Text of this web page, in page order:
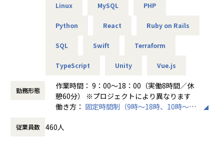
ら活躍している社員も多数。女性管理職も在籍しており、年
齢や性別を問わずフェアに評価される環境です。
＜チーム組織構成＞
入社後は原則2名以上のチームに配属されるため、一人現場
また、経験値に応じて先輩がフォローに入り、定例MTGやチ
ャットで気軽に相談できる環境を整えています。
平均年齢32.5歳
Linux MySQL PHP
Python React Ruby on Rails
SQL Swift Terraform
TypeScript Unity Vue.js
勤務形態
作業時間： 9：00～18：00（実働8時間／休
憩60分） ※プロジェクトにより異なります
働き方： 固定時間制（9時～18時、10時～19
時間外労働の有無： 有（月平均20時間）
従業員数 460人